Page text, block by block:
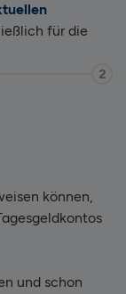
für die
2
können,
und schon